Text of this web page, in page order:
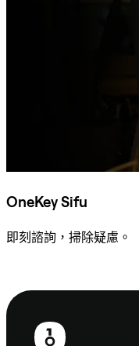
OneKey Sifu
即刻諮詢，掃除疑慮。
頁